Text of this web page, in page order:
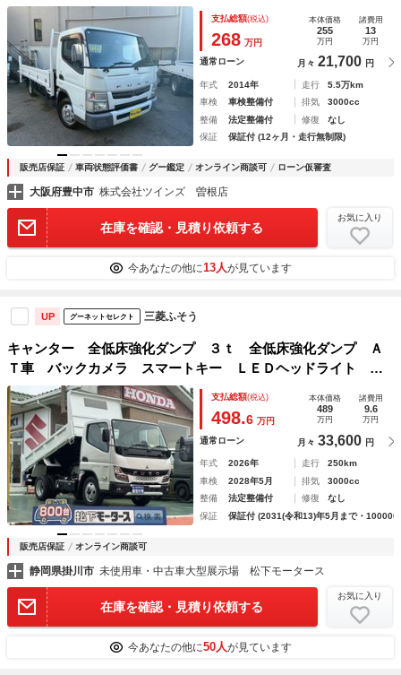
ゲート８００ｋｇ ナビ Ｂｌｕｅｔｏｏｔｈ 中型免許 車
両重量２９６０ｋｇ 車両総重量５１２５ｋｇ 荷寸４３６×２
０８×３８ 外寸６１８×２２２×２２３
支払総額(税込)
268 万円
本体価格
255
万円
諸費用
13
万円
通常ローン 月々 21,700 円
年式 2014年 走行
5.5万km
車検
車検整備付 排気
3000cc
整備
法定整備付 修復
なし
保証
保証付 (12ヶ月・走行無制限)
販売店保証 車両状態評価書 グー鑑定 オンライン商談可 ローン仮審査
大阪府豊中市 株式会社ツインズ 曽根店
在庫を確認・見積り依頼する
お気に入り
今あなたの他に13人が見ています
UP グーネットセレクト 三菱ふそう
キャンター 全低床強化ダンプ ３ｔ 全低床強化ダンプ Ａ
Ｔ車 バックカメラ スマートキー ＬＥＤヘッドライト 電
動格納ドアミラー パワーウィンドー 純正オーディオ アイ
ドリングストップ エアコン パワステ
支払総額(税込)
498.6 万円
本体価格
489
万円
諸費用
9.6
万円
通常ローン 月々 33,600 円
年式 2026年 走行
250km
車検
2028年5月 排気
3000cc
整備
法定整備付 修復
なし
保証
保証付 (2031(令和13)年5月まで・
販売店保証 オンライン商談可
静岡県掛川市 未使用車・中古車大型展示場 松下モータース
在庫を確認・見積り依頼する
お気に入り
今あなたの他に50人が見ています